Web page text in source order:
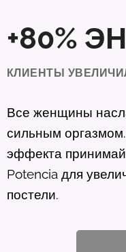
+80%
КЛИЕНТЫ
Все женщины
сильным
эффекта
Potencia для
постели.